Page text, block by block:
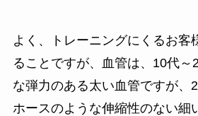
よく、トレーニングにくるお客
ることですが、血管は、10代～
な弾力のある太い血管ですが、
ホースのような伸縮性のない細